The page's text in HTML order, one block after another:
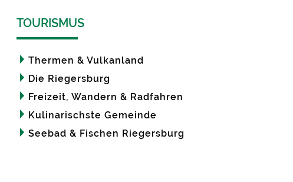
TOURISMUS
Thermen & Vulkanland
Die Riegersburg
Freizeit, Wandern & Radfahren
Kulinarischste Gemeinde
Seebad & Fischen Riegersburg